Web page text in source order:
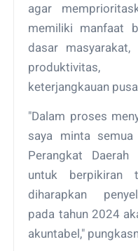
agar
memiliki manfaat
dasar
produktivitas,
keterjangkauan
"Dalam proses
saya minta
Perangkat
untuk berpikiran
diharapkan
pada tahun 2024
akuntabel,"